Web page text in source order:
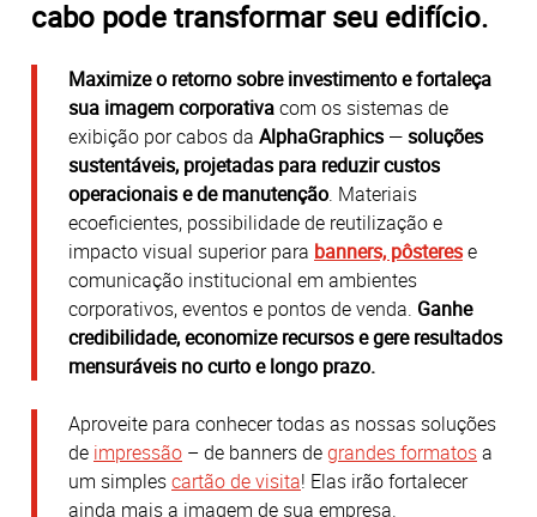
cabo pode transformar seu edifício.
Maximize o retorno sobre investimento e fortaleça
sua imagem corporativacom os sistemas de
exibição por cabos da AlphaGraphics —soluções
sustentáveis, projetadas para reduzir custos
operacionais e de manutenção. Materiais
ecoeficientes, possibilidade de reutilização e
impacto visual superior para banners, pôsterese
comunicação institucional em ambientes
corporativos, eventos e pontos de venda. Ganhe
credibilidade, economize recursos e gere resultados
mensuráveis no curto e longo prazo.
Aproveite para conhecer todas as nossas soluções
de impressão – de banners degrandes formatosa
um simplescartão de visita! Elas irão fortalecer
ainda mais a imagem de sua empresa.